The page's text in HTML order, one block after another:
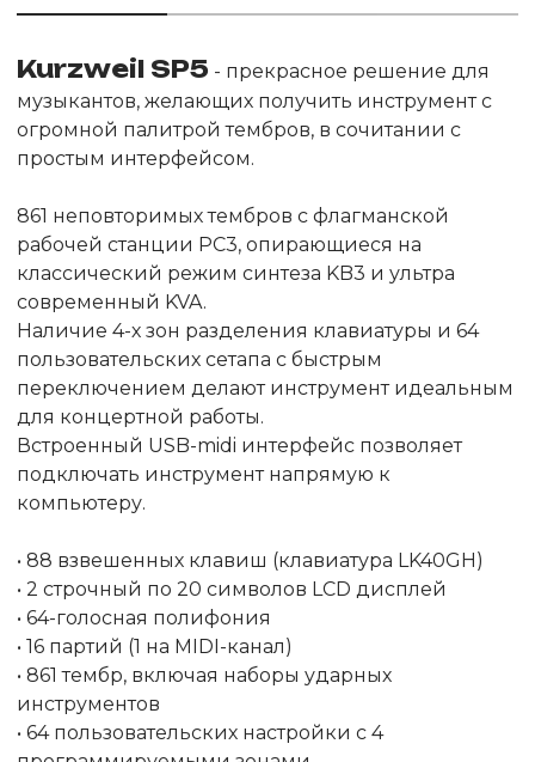
Kurzweil SP5 - прекрасное решение для
музыкантов, желающих получить инструмент с
огромной палитрой тембров, в сочитании с
простым интерфейсом.
861 неповторимых тембров с флагманской
рабочей станции PC3, опирающиеся на
классический режим синтеза KB3 и ультра
современный KVA.
Наличие 4-х зон разделения клавиатуры и 64
пользовательских сетапа с быстрым
переключением делают инструмент идеальным
для концертной работы.
Встроенный USB-midi интерфейс позволяет
подключать инструмент напрямую к
компьютеру.
• 88 взвешенных клавиш (клавиатура LK40GH)
• 2 строчный по 20 символов LCD дисплей
• 64-голосная полифония
• 16 партий (1 на MIDI-канал)
• 861 тембр, включая наборы ударных
инструментов
• 64 пользовательских настройки с 4